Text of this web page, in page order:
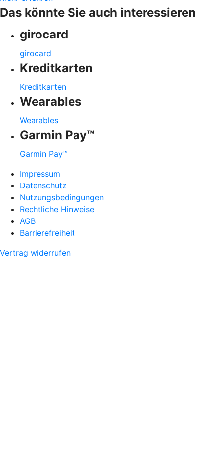
Das könnte Sie auch interessieren
girocard
girocard
Kreditkarten
Kreditkarten
Wearables
Wearables
Garmin Pay™
Garmin Pay™
Impressum
Datenschutz
Nutzungsbedingungen
Rechtliche Hinweise
AGB
Barrierefreiheit
Vertrag widerrufen